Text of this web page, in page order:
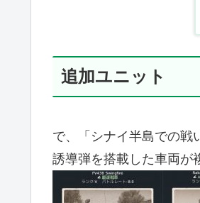
追加ユニット
で、「シナイ半島での戦
誘導弾を搭載した車両が